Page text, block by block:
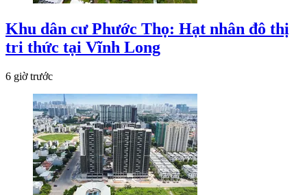
Khu dân cư Phước Thọ: Hạt nhân đô thị
tri thức tại Vĩnh Long
6 giờ trước